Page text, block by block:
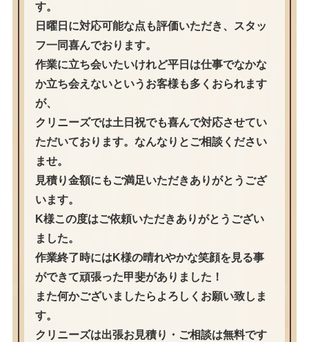
す。
日曜日に対応可能な点も評価いただき、スタッ
フ一同喜んでおります。
作業に立ち会いたいけれど平日は仕事でなかな
か立ち会えないというお客様も多くおられます
が、
クリニーズでは土日祝でも喜んで対応させてい
ただいております。なんなりとご相談ください
ませ。
見積り金額にもご満足いただきありがとうござ
います。
K様この度はご依頼いただきありがとうござい
ました。
作業終了時にはK様の晴れやかな笑顔を見る事
ができて頑張った甲斐がありました！
また何かございましたらよろしくお願い致しま
す。
クリニーズは出張お見積り・ご相談は無料です